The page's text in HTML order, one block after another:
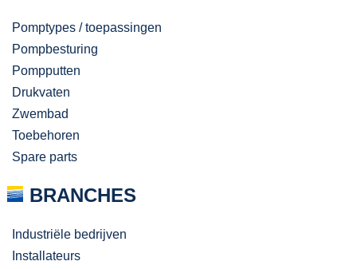
Pomptypes / toepassingen
Pompbesturing
Pompputten
Drukvaten
Zwembad
Toebehoren
Spare parts
BRANCHES
Industriële bedrijven
Installateurs